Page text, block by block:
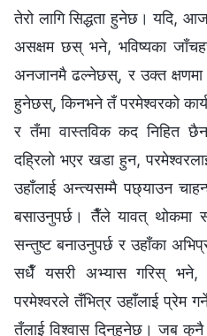
तेरो लागि सिद्धता हुनेछ। यदि,
असक्षम छस् भने, भविष्यका
अनजानमै ढल्नेछस्, र उक्त
हुनेछस्, किनभने तँ परमेश्‍वरको
र तँमा वास्तविक कद निहित
दह्रिलो भएर खडा हुन,
उहाँलाई अन्त्यसम्मै पछ्याउन
बसाउनुपर्छ। तैँले यावत् थोकमा
सन्तुष्ट बनाउनुपर्छ र उहाँका
सधैँ यसरी अभ्यास गरिस्
परमेश्‍वरले तँभित्र उहाँलाई प्रेम
तँलाई विश्‍वास दिनुहुनेछ। जब कुनै